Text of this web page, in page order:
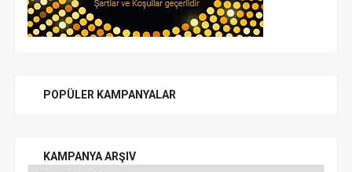
POPÜLER KAMPANYALAR
KAMPANYA ARŞIV